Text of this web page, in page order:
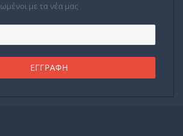
με τα νέα μας